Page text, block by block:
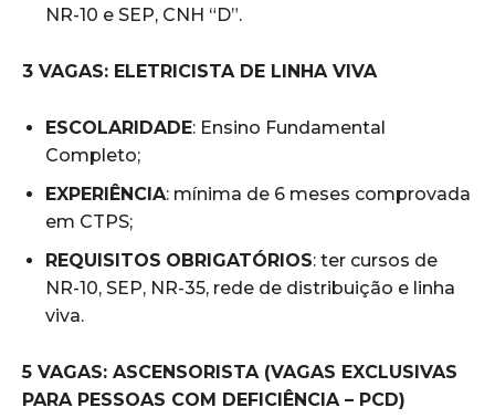
NR-10 e SEP, CNH “D”.
3 VAGAS: ELETRICISTA DE LINHA VIVA
ESCOLARIDADE: Ensino Fundamental
Completo;
EXPERIÊNCIA: mínima de 6 meses comprovada
em CTPS;
REQUISITOS OBRIGATÓRIOS: ter cursos de
NR-10, SEP, NR-35, rede de distribuição e linha
viva.
5 VAGAS: ASCENSORISTA (VAGAS EXCLUSIVAS
PARA PESSOAS COM DEFICIÊNCIA – PCD)